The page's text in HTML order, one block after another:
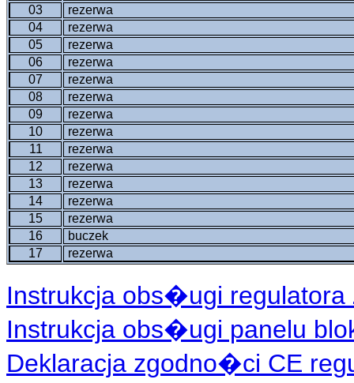
03
rezerwa
04
rezerwa
05
rezerwa
06
rezerwa
07
rezerwa
08
rezerwa
09
rezerwa
10
rezerwa
11
rezerwa
12
rezerwa
13
rezerwa
14
rezerwa
15
rezerwa
16
buczek
17
rezerwa
Instrukcja obs�ugi regulatora
Instrukcja obs�ugi panelu
Deklaracja zgodno�ci CE